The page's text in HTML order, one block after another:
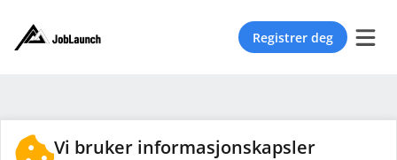
Registrer deg
Vi bruker informasjonskapsler